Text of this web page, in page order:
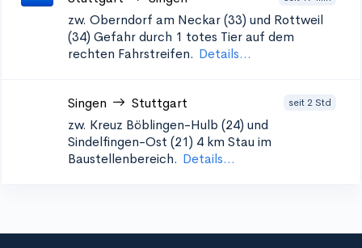
zw. Oberndorf am Neckar (33) und Rottweil
(34) Gefahr durch 1 totes Tier auf dem
rechten Fahrstreifen. Details...
Singen Stuttgart seit 2 Std
zw. Kreuz Böblingen-Hulb (24) und
Sindelfingen-Ost (21) 4 km Stau im
Baustellenbereich. Details...